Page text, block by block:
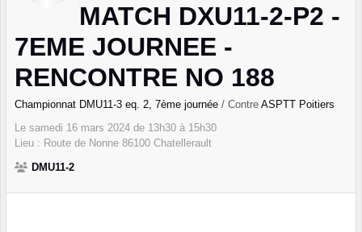
MATCH DXU11-2-P2 -
7EME JOURNEE -
RENCONTRE NO 188
Championnat DMU11-3 eq. 2, 7ème journée / Contre ASPTT Poitiers
Le samedi 16 mars 2024 de 13h30 à 15h30
Lieu : Route de Nonne 86100 Chatellerault
DMU11-2